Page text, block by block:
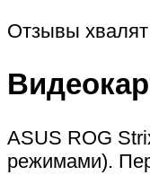
Отзывы хвалят
ASUS ROG
режимами).